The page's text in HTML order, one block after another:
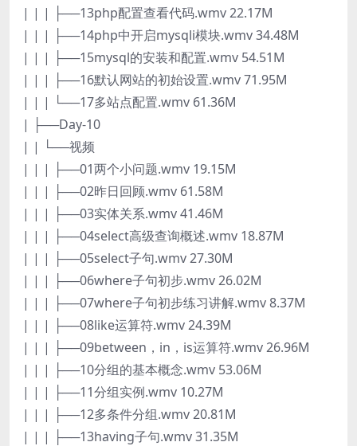
| | | ├──13php配置查看代码.wmv 22.17M
| | | ├──14php中开启mysqli模块.wmv 34.48M
| | | ├──15mysql的安装和配置.wmv 54.51M
| | | ├──16默认网站的初始设置.wmv 71.95M
| | | └──17多站点配置.wmv 61.36M
| ├──Day-10
| | └──视频
| | | ├──01两个小问题.wmv 19.15M
| | | ├──02昨日回顾.wmv 61.58M
| | | ├──03实体关系.wmv 41.46M
| | | ├──04select高级查询概述.wmv 18.87M
| | | ├──05select子句.wmv 27.30M
| | | ├──06where子句初步.wmv 26.02M
| | | ├──07where子句初步练习讲解.wmv 8.37M
| | | ├──08like运算符.wmv 24.39M
| | | ├──09between，in，is运算符.wmv 26.96M
| | | ├──10分组的基本概念.wmv 53.06M
| | | ├──11分组实例.wmv 10.27M
| | | ├──12多条件分组.wmv 20.81M
| | | ├──13having子句.wmv 31.35M